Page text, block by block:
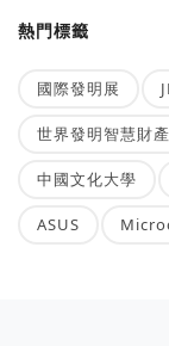
熱門標籤
國際發明展
世界發明智慧財
中國文化大學
ASUS